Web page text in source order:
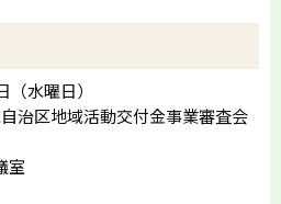
水曜日）
治区地域活動交付金事業審査会
室